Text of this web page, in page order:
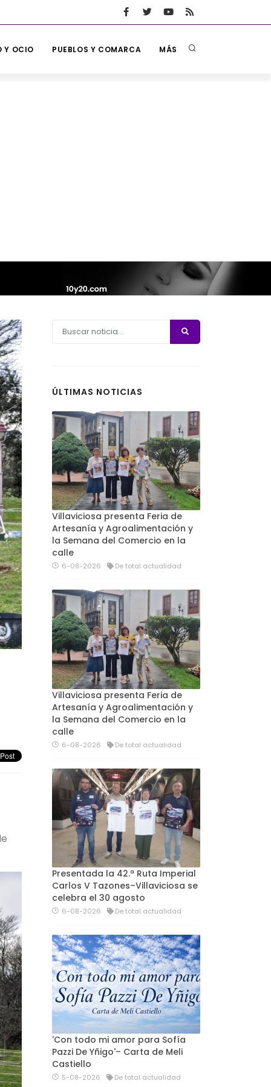
Y OCIO PUEBLOS Y COMARCA MÁS
ÚLTIMAS NOTICIAS
Villaviciosa presenta Feria de
Artesanía y Agroalimentación y
la Semana del Comercio en la
calle
6-08-2026 De total actualidad
Villaviciosa presenta Feria de
Artesanía y Agroalimentación y
la Semana del Comercio en la
calle
6-08-2026 De total actualidad
Presentada la 42.ª Ruta Imperial
Carlos V Tazones–Villaviciosa se
celebra el 30 agosto
6-08-2026 De total actualidad
'Con todo mi amor para Sofía
Pazzi De Yñigo'– Carta de Meli
Castiello
5-08-2026 De total actualidad